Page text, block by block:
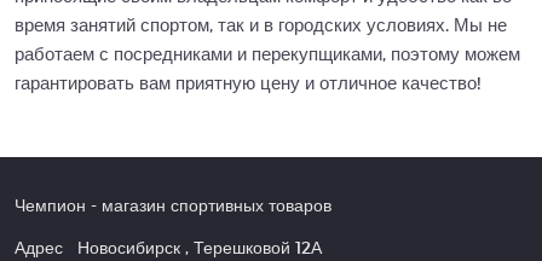
время занятий спортом, так и в городских условиях. Мы не
работаем с посредниками и перекупщиками, поэтому можем
гарантировать вам приятную цену и отличное качество!
Чемпион - магазин спортивных товаров
Адрес Новосибирск , Терешковой 12А